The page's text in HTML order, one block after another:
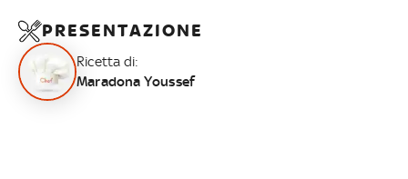
PRESENTAZIONE
Ricetta di:
Maradona Youssef